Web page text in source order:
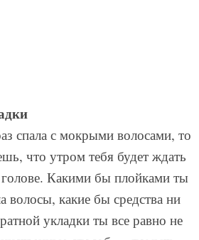
спала с мокрыми волосами, то
что утром тебя будет ждать
Какими бы плойками ты
волосы, какие бы средства ни
укладки ты все равно не